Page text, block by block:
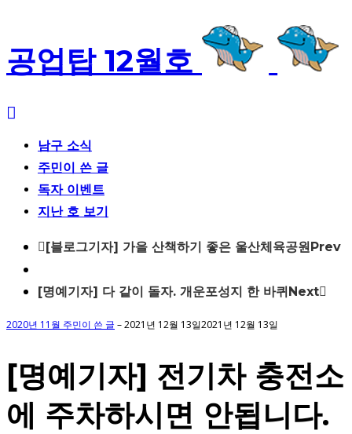
공업탑 12월호
남구 소식
주민이 쓴 글
독자 이벤트
지난 호 보기
Post
navigation
[블로그기자] 가을 산책하기 좋은 울산체육공원 Prev
[명예기자] 다 같이 돌자. 개운포성지 한 바퀴 Next
2020년 11월 주민이 쓴 글 –2021년 12월 13일2021년 12월 13일
[명예기자] 전기차 충전소
에 주차하시면 안됩니다.